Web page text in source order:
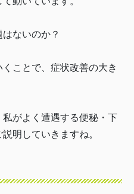
ないのか？
ことで、症状改善の大き
がよく遭遇する便秘・下
明していきますね。